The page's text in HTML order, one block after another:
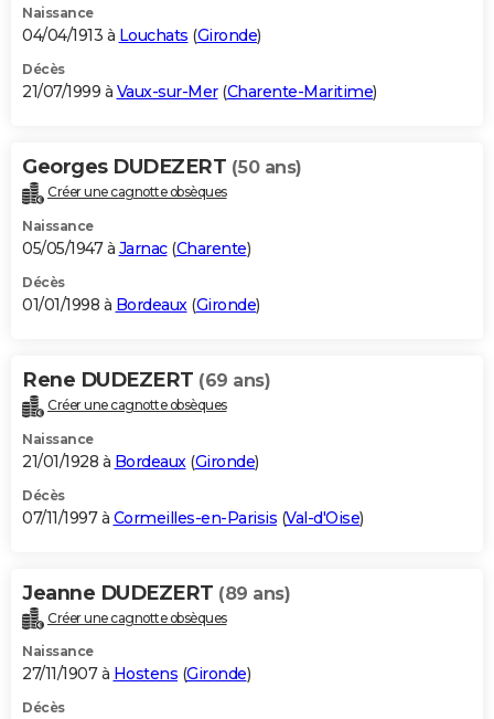
Naissance
04/04/1913 à Louchats (Gironde)
Décès
21/07/1999 à Vaux-sur-Mer(Charente-Maritime)
Georges DUDEZERT (50 ans)
Créer une cagnotte obsèques
Naissance
05/05/1947 à Jarnac(Charente)
Décès
01/01/1998 à Bordeaux(Gironde)
Rene DUDEZERT (69 ans)
Créer une cagnotte obsèques
Naissance
21/01/1928 à Bordeaux (Gironde)
Décès
07/11/1997 à Cormeilles-en-Parisis (Val-d'Oise)
Jeanne DUDEZERT (89 ans)
Créer une cagnotte obsèques
Naissance
27/11/1907 à Hostens (Gironde)
Décès